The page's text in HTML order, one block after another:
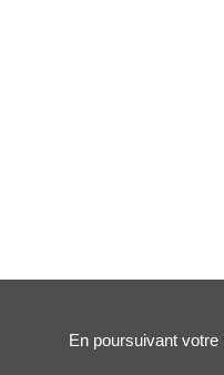
En poursuivant